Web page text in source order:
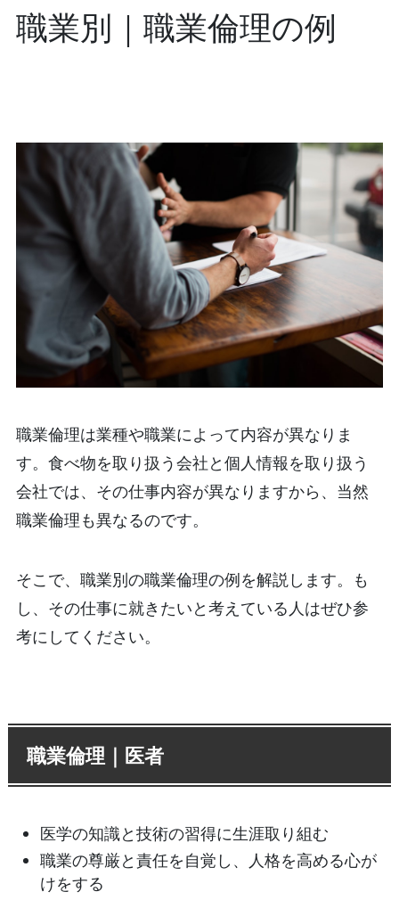
職業別｜職業倫理の例
職業倫理は業種や職業によって内容が異なりま
す。食べ物を取り扱う会社と個人情報を取り扱う
会社では、その仕事内容が異なりますから、当然
職業倫理も異なるのです。
そこで、職業別の職業倫理の例を解説します。も
し、その仕事に就きたいと考えている人はぜひ参
考にしてください。
職業倫理｜医者
医学の知識と技術の習得に生涯取り組む
職業の尊厳と責任を自覚し、人格を高める心が
けをする